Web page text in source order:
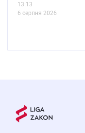
13.13
6 серпня 2026